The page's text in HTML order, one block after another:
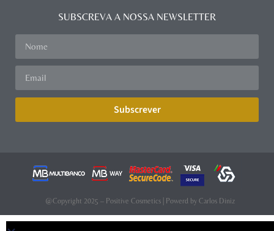
SUBSCREVA A NOSSA NEWSLETTER
Subscrever
@Copyright 2025 – Positive Cosmetics | Powerd by Carlos Diniz